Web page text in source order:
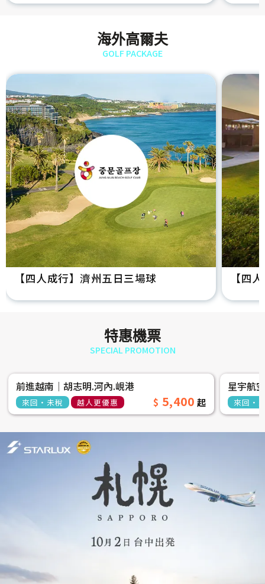
海外高爾夫
GOLF PACKAGE
【四人成行】濟州五日三場球 【四
特惠機票
SPECIAL PROMOTION
前進越南│胡志明.河內.峴港
來回‧未稅 越人更優惠 5,400
星宇航
來回‧